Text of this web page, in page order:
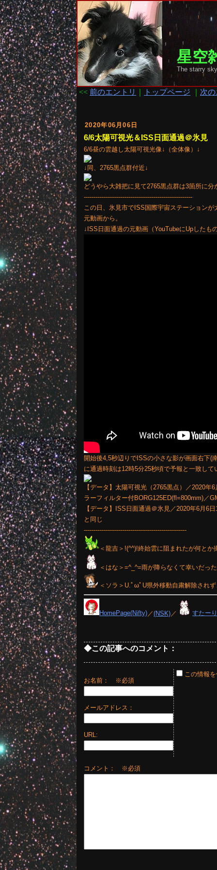
星空
The starry
<< 前のエントリ トップページ 次
2020年06月06日
6/6太陽可視光＆ISS日面通過＠氷見
6/6昼の雲越し太陽可視光像↓（全体像）↓
↓同、2765黒点群付近↓
どうやら大雑把に見て2765黒点群は3箇所に
--------------------------------------------------------
この日、氷見市でISS国際宇宙ステーション
元動画から。
↓ISS日面通過の元動画（YouTubeにUpしたも
開始後4,5秒辺りでISSの小さな影が画面右下
に通過時刻は12時5分25秒頃で予報と一致し
【データ】太陽可視光（2765黒点）／2020
ラーフィルター付BORG125ED(fl=800mm)／
【データ】ISS日面通過＠氷見／2020年6月6
と同じ
-----------------------------------------------------
＜龍吉＞!(^^)!終始雲に阻まれたが何と
＜はな＞=^_^=雨が降らなくて幸いだっ
＜ソラ＞U.ﾟωﾟU県外移動自粛解除され
HomePage(Nifty) ／(NSK) ／ すたー
◆この記事へのコメント：
お名前： ※必須
メールアドレス：
URL:
この情報
コメント： ※必須